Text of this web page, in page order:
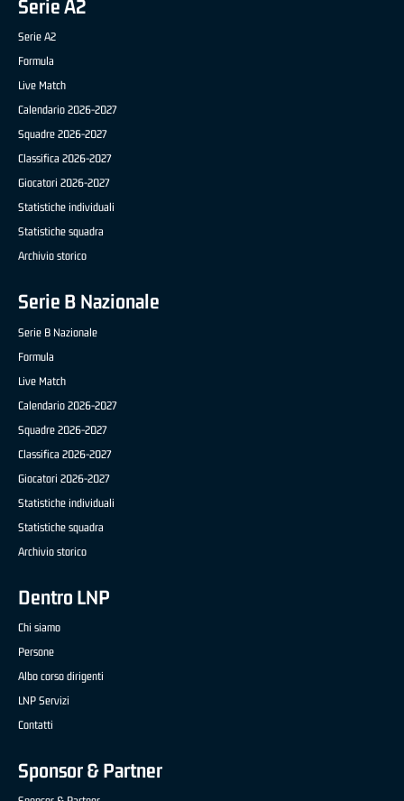
Serie A2
Serie A2
Formula
Live Match
Calendario 2026-2027
Squadre 2026-2027
Classifica 2026-2027
Giocatori 2026-2027
Statistiche individuali
Statistiche squadra
Archivio storico
Serie B Nazionale
Serie B Nazionale
Formula
Live Match
Calendario 2026-2027
Squadre 2026-2027
Classifica 2026-2027
Giocatori 2026-2027
Statistiche individuali
Statistiche squadra
Archivio storico
Dentro LNP
Chi siamo
Persone
Albo corso dirigenti
LNP Servizi
Contatti
Sponsor & Partner